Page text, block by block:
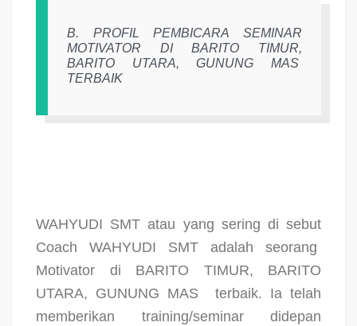
B. PROFIL PEMBICARA SEMINAR
MOTIVATOR DI BARITO TIMUR,
BARITO UTARA, GUNUNG MAS
TERBAIK
WAHYUDI SMT atau yang sering di sebut
Coach WAHYUDI SMT adalah seorang
Motivator di BARITO TIMUR, BARITO
UTARA, GUNUNG MAS
terbaik. Ia telah
memberikan training/seminar didepan